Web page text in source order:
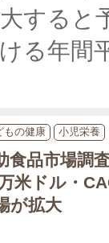
すると
る年間
もの健康 小児栄養
食品市場調
米ドル・
が拡大